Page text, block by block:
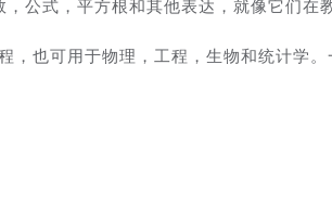
公式，平方根和其他表达，就像它们在
，也可用于物理，工程，生物和统计学